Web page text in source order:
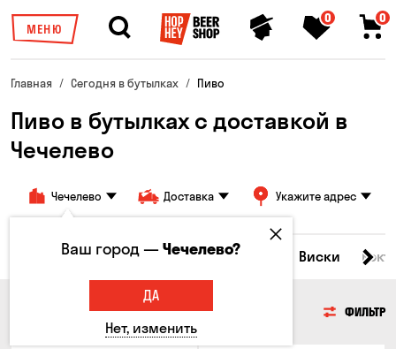
МЕНЮ
0 0
Главная Сегодня в бутылках Пиво
Пиво в бутылках с доставкой в
Чечелево
Чечелево Доставка Укажите адрес
Все товары Пиво Сидр Виски
ФИЛЬТР
Ваш город —Чечелево?
ДА
Нет, изменить